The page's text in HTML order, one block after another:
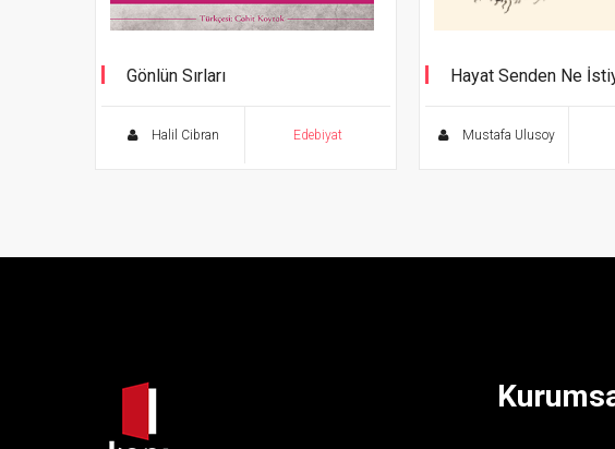
Gönlün Sırları
Halil Cibran Edebiyat
Hayat Senden Ne
Mustafa Ulusoy